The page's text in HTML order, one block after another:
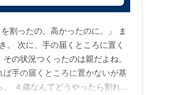
割ったの。高かったのに。」 ま
。 次に、手の届くところに置く
の状況つくったのは親だよね。
手の届くところに置かないが基
４歳なんてどうやったら割れる